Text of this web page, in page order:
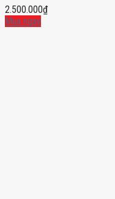
2.500.000₫
Mua ngay